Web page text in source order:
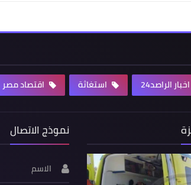
اخبار الراصد24 استغاثة اقتصاد مصر
نموذج الاتصال
الاسم